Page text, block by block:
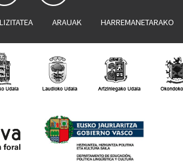
ARAUAK HARREMANETARAKO